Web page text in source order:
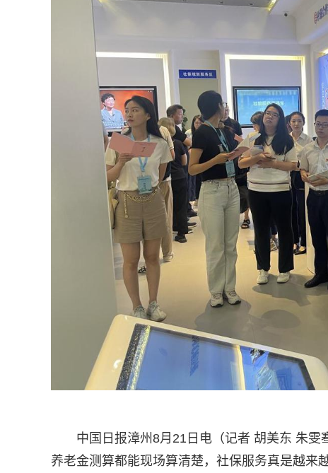
中国日报漳州8月21日电（记者 胡美东 朱
养老金测算都能现场算清楚，社保服务真是越来